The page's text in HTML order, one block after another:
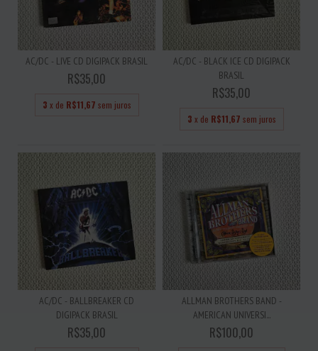
AC/DC - LIVE CD DIGIPACK BRASIL
R$35,00
3 x de R$11,67 sem juros
AC/DC - BLACK ICE CD DIGIPACK
BRASIL
R$35,00
3 x de R$11,67 sem juros
AC/DC - BALLBREAKER CD
DIGIPACK BRASIL
R$35,00
ALLMAN BROTHERS BAND -
AMERICAN UNIVERSI...
R$100,00